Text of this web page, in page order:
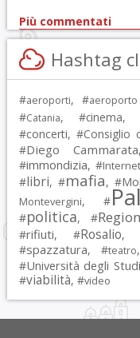
Più commentati
Hashtag
#aeroporti, #
#Catania, #cinema,
#concerti, #Consiglio
#Diego Cammarata
#immondizia, #Internet
#libri, #mafia, #
Montevergini, #
#politica, #
#rifiuti, #Rosalio,
#spazzatura, #teatro
#Università degli
#viabilità, #video